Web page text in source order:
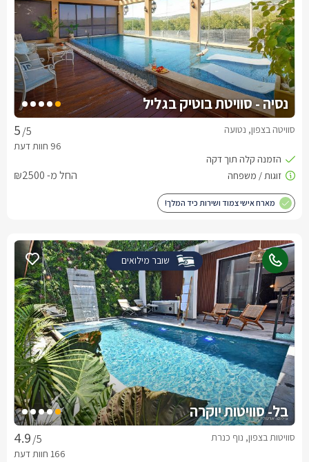
נסיה - סוויטת בוטיק בגליל
/5 סוויטה בצפון, נטועה
החל מ- ₪2500
מארח אישי צמוד ושירות כיד המלך!
שובר מילואים
בל- סוויטות יוקרה
/5 סוויטות בצפון, נוף כנרת